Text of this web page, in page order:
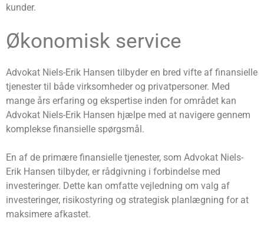
kunder.
Økonomisk service
Advokat Niels-Erik Hansen tilbyder en bred vifte af finansielle
tjenester til både virksomheder og privatpersoner. Med
mange års erfaring og ekspertise inden for området kan
Advokat Niels-Erik Hansen hjælpe med at navigere gennem
komplekse finansielle spørgsmål.
En af de primære finansielle tjenester, som Advokat Niels-
Erik Hansen tilbyder, er rådgivning i forbindelse med
investeringer. Dette kan omfatte vejledning om valg af
investeringer, risikostyring og strategisk planlægning for at
maksimere afkastet.